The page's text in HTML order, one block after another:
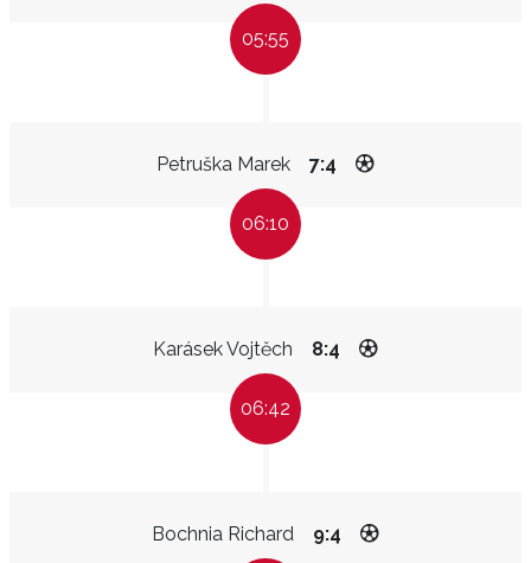
05:55
Petruška Marek 7:4
06:10
Karásek Vojtěch 8:4
06:42
Bochnia Richard 9:4